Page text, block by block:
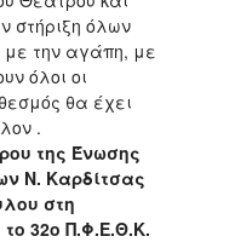
στήριξη όλων
με την αγάπη, με
όλοι οι
θα έχει
.
της Ένωσης
Ν. Καρδίτσας
στη
32ο Π.Φ.Ε.Θ.Κ.